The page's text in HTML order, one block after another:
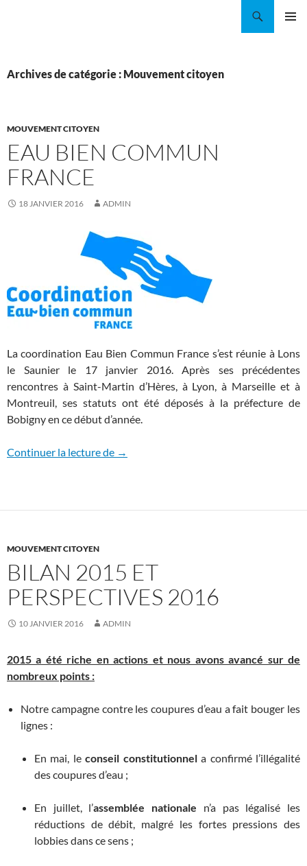
Archives de catégorie : Mouvement citoyen
MOUVEMENT CITOYEN
EAU BIEN COMMUN
FRANCE
18 JANVIER 2016 ADMIN
La coordination Eau Bien Commun France s’est réunie à Lons
le Saunier le 17 janvier 2016. Après ses précédentes
rencontres à Saint-Martin d’Hères, à Lyon, à Marseille et à
Montreuil, ses statuts ont été déposés à la préfecture de
Bobigny en ce début d’année.
Continuer la lecture de Eau Bien Commun France
→
MOUVEMENT CITOYEN
BILAN 2015 ET
PERSPECTIVES 2016
10 JANVIER 2016 ADMIN
2015 a été riche en actions et nous avons avancé sur de
nombreux points :
Notre campagne contre les coupures d’eau a fait bouger les
lignes :
En mai, leconseil constitutionnela confirmé l’illégalité
des coupures d’eau ;
En juillet, l’assemblée nationale n’a pas légalisé les
réductions de débit, malgré les fortes pressions des
lobbies dans ce sens ;